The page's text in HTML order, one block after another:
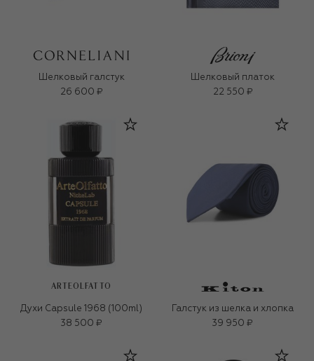
Шелковый галстук
26 600 ₽
Шелковый платок
22 550 ₽
ARTEOLFATTO
Духи Capsule 1968 (100ml)
38 500 ₽
Галстук из шелка и хлопка
39 950 ₽